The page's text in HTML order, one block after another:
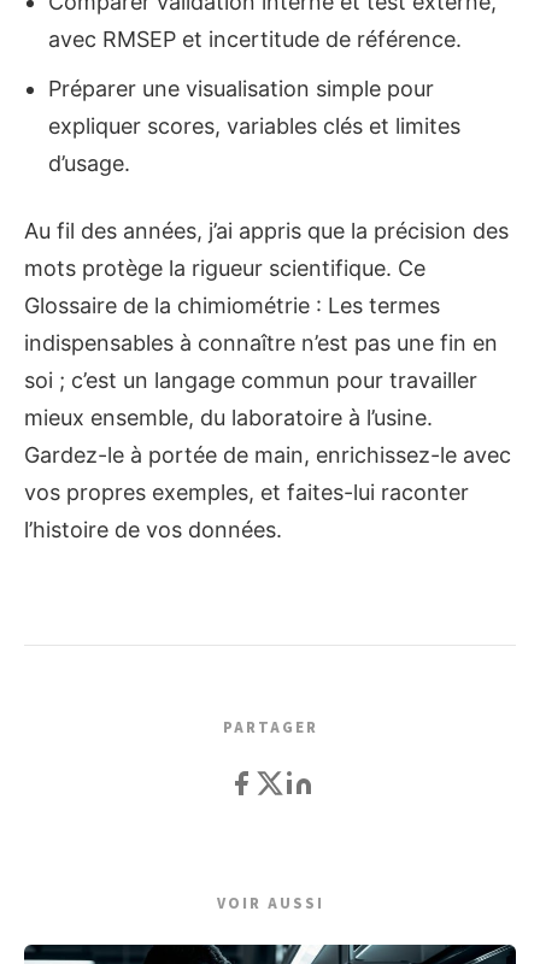
avec RMSEP et incertitude de référence.
Préparer une visualisation simple pour
expliquer scores, variables clés et limites
d’usage.
Au fil des années, j’ai appris que la précision des
mots protège la rigueur scientifique. Ce
Glossaire de la chimiométrie : Les termes
indispensables à connaître n’est pas une fin en
soi ; c’est un langage commun pour travailler
mieux ensemble, du laboratoire à l’usine.
Gardez-le à portée de main, enrichissez-le avec
vos propres exemples, et faites-lui raconter
l’histoire de vos données.
PARTAGER
VOIR AUSSI